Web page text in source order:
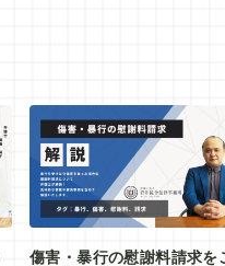
傷害・暴行の慰謝料請求を